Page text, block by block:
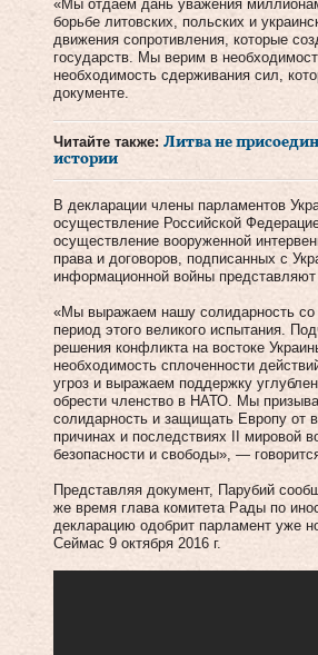
«Мы отдаем дань уважения
борьбе литовских, польских и
движения сопротивления, которые
государств. Мы верим в
необходимость сдерживания сил,
документе.
Читайте также: Литва не
истории
В декларации члены парламентов
осуществление Российской
осуществление вооруженной
права и договоров, подписанных с
информационной войны
«Мы выражаем нашу солидарность со
период этого великого испытания.
решения конфликта на востоке
необходимость сплоченности
угроз и выражаем поддержку
обрести членство в НАТО. Мы
солидарность и защищать Европу от
причинах и последствиях II мировой
безопасности и свободы», —
Представляя документ, Парубий
же время глава комитета Рады по
декларацию одобрит парламент уже
Сеймас 9 октября 2016 г.